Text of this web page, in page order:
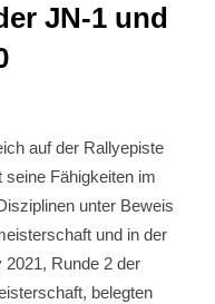
JN-1 und
auf der Rallyepiste
Fähigkeiten im
unter Beweis
und in der
2021, Runde 2 der
belegten